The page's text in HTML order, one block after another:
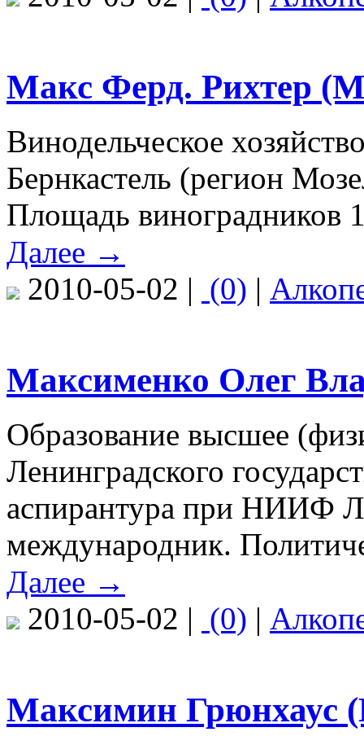
Макс Ферд. Рихтер
Винодельческое
Бернкастель (регион
Площадь виноградников
Далее →
2010-05-02 | (0) |
Максименко Олег
Образование высшее
Ленинградского
аспирантура при НИИФ
международник.
Далее →
2010-05-02 | (0) |
Максимин Грюнхаус